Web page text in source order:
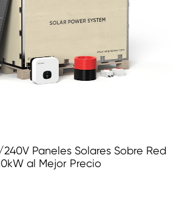
Paneles Solares Sobre Red
al Mejor Precio